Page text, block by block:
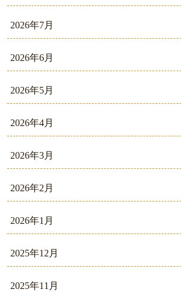
2026年7月
2026年6月
2026年5月
2026年4月
2026年3月
2026年2月
2026年1月
2025年12月
2025年11月